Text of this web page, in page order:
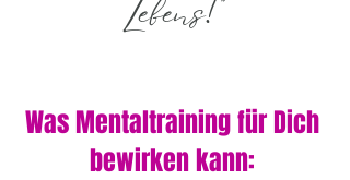
Lebens!"
Was Mentaltraining für Dich
bewirken kann: